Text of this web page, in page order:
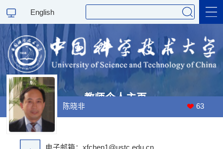
English
科学研究
教学研究
教师个人主页
陈晓非 63
电子邮箱： xfchen1@ustc.edu.cn